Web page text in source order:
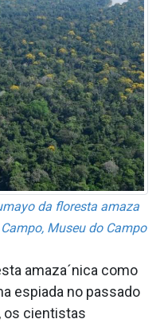
da floresta amaza
Museu do Campo
amaza´nica como
espiada no passado
os cientistas